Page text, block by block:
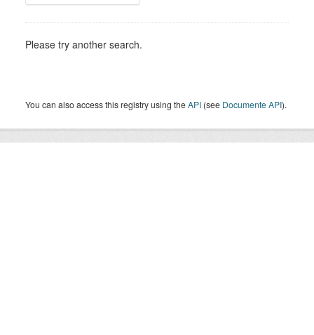
Please try another search.
You can also access this registry using theAPI (see Documente API).